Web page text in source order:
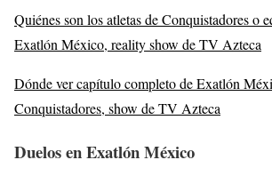
Quiénes son los atletas de Conquistadores o
Exatlón México, reality show de TV Azteca
Dónde ver capítulo completo de Exatlón
Conquistadores, show de TV Azteca
Duelos en Exatlón México